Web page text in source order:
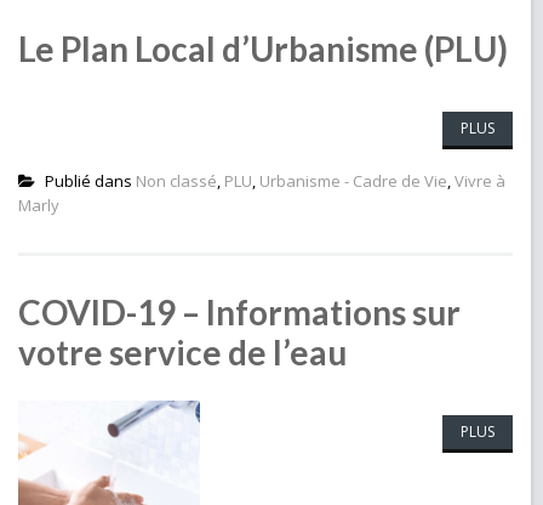
Le Plan Local d’Urbanisme (PLU)
PLUS
Publié dans Non classé, PLU, Urbanisme - Cadre de Vie,Vivre à
Marly
COVID-19 – Informations sur
votre service de l’eau
PLUS